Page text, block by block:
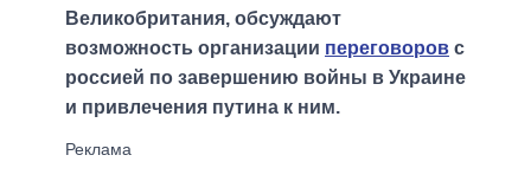
Великобритания, обсуждают
возможность организации переговоров с
россией по завершению войны в Украине
и привлечения путина к ним.